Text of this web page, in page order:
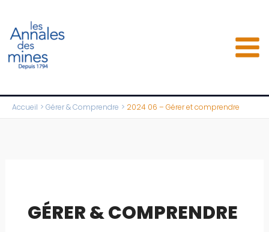
contenu
Accueil Gérer & Comprendre 2024 06 – Gérer et comprendre
GÉRER & COMPRENDRE